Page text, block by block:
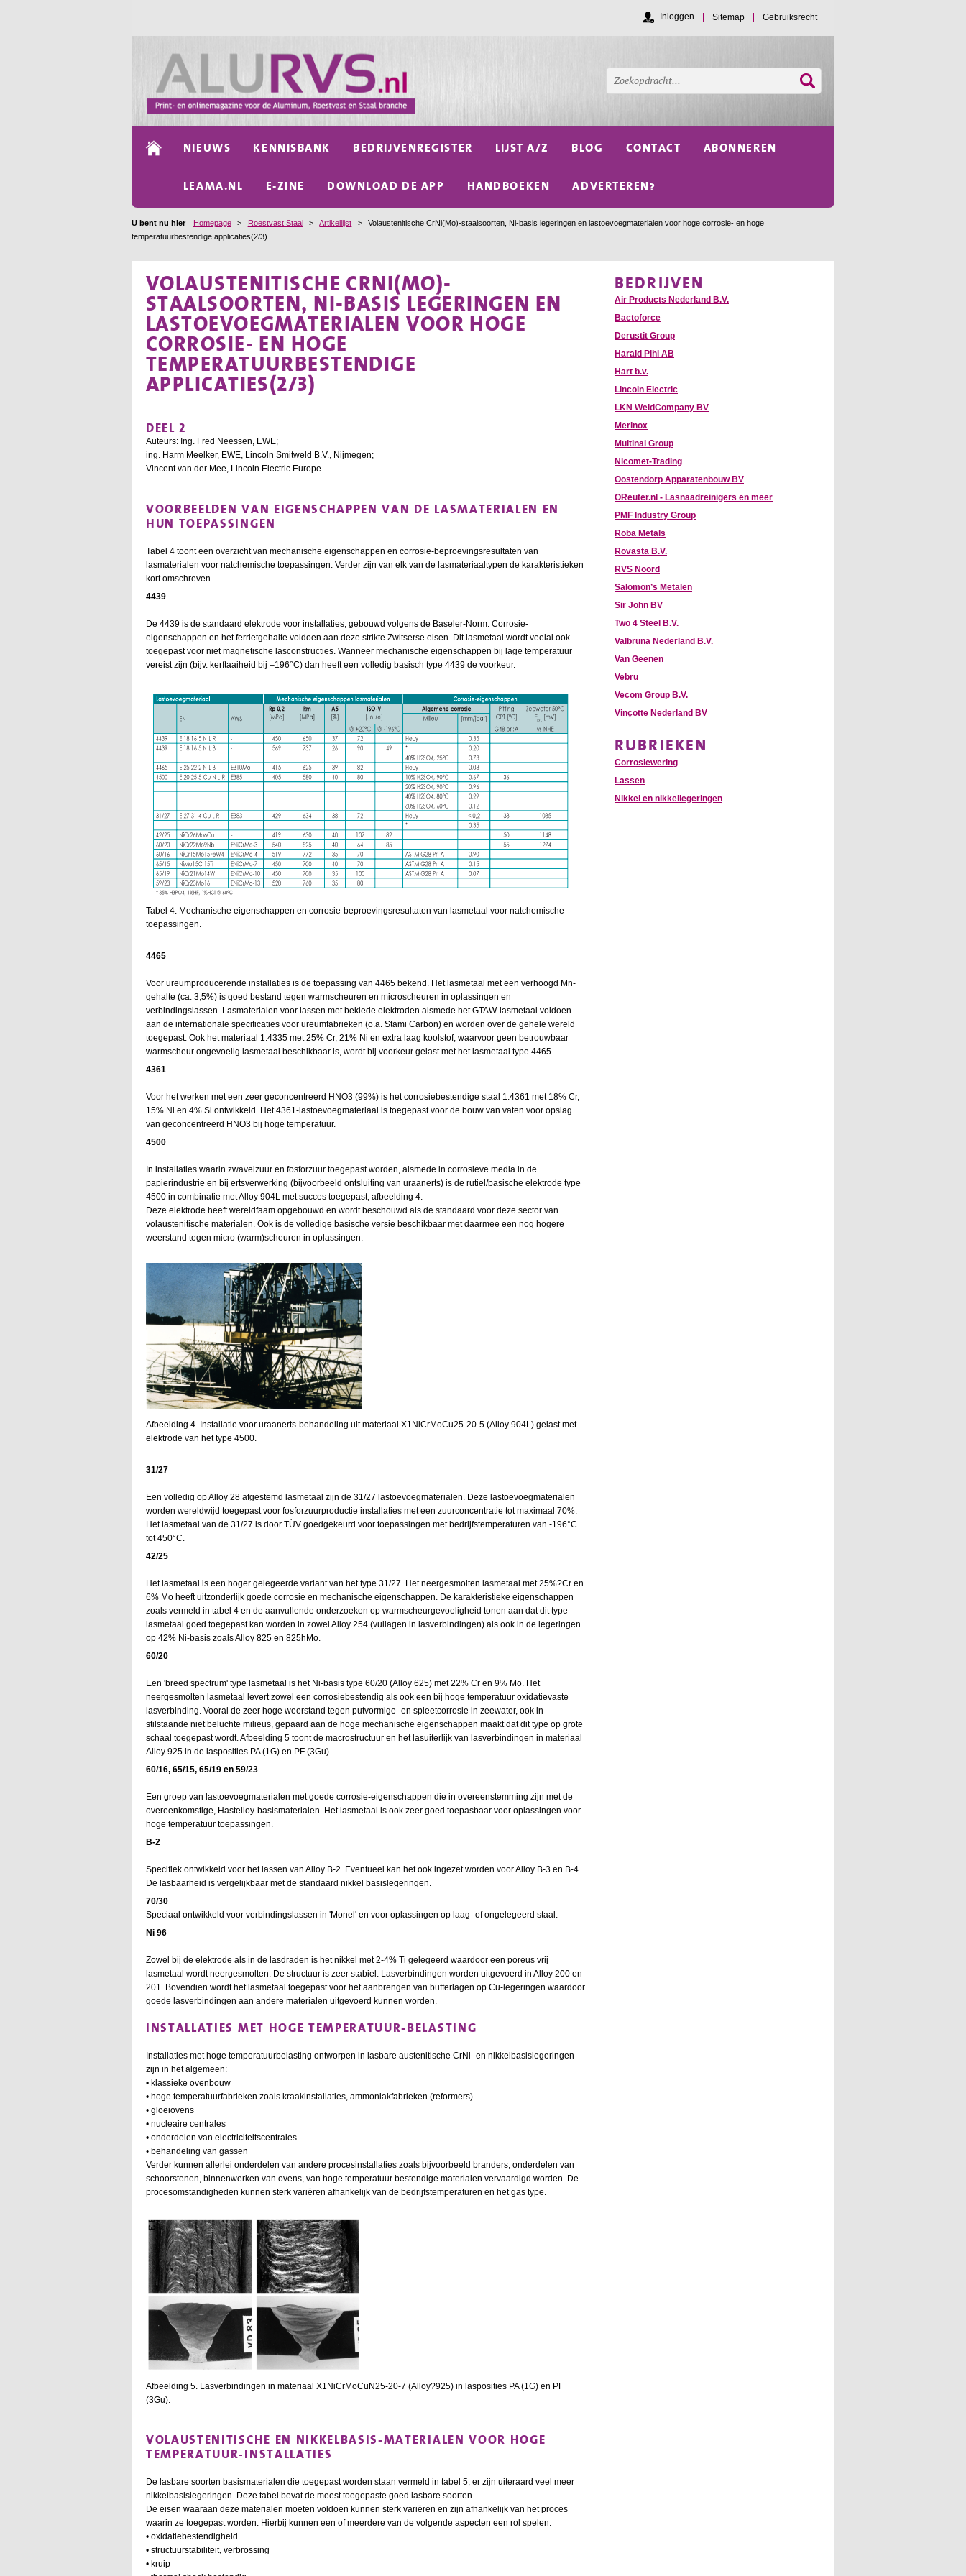
Sitemap Gebruiksrecht
Inloggen
NIEUWS KENNISBANK BEDRIJVENREGISTER LIJST A/Z BLOG CONTACT ABONNEREN
LEAMA.NL E-ZINE DOWNLOAD DE APP HANDBOEKEN ADVERTEREN?
U bent nu hier Homepage > Roestvast Staal > Artikellijst >
Volaustenitische CrNi(Mo)-staalsoorten, Ni-basis legeringen en lastoevoegmaterialen voor hoge corrosie- en hoge
temperatuurbestendige applicaties(2/3)
VOLAUSTENITISCHE CRNI(MO)-
STAALSOORTEN, NI-BASIS LEGERINGEN EN
LASTOEVOEGMATERIALEN VOOR HOGE
CORROSIE- EN HOGE
TEMPERATUURBESTENDIGE
APPLICATIES(2/3)
DEEL 2
Auteurs: Ing. Fred Neessen, EWE;
ing. Harm Meelker, EWE, Lincoln Smitweld B.V., Nijmegen;
Vincent van der Mee, Lincoln Electric Europe
VOORBEELDEN VAN EIGENSCHAPPEN VAN DE LASMATERIALEN EN
HUN TOEPASSINGEN
Tabel 4 toont een overzicht van mechanische eigenschappen en corrosie-beproevingsresultaten van
lasmaterialen voor natchemische toepassingen. Verder zijn van elk van de lasmateriaaltypen de karakteristieken
kort omschreven.
4439
De 4439 is de standaard elektrode voor installaties, gebouwd volgens de Baseler-Norm. Corrosie-
eigenschappen en het ferrietgehalte voldoen aan deze strikte Zwitserse eisen. Dit lasmetaal wordt veelal ook
toegepast voor niet magnetische lasconstructies. Wanneer mechanische eigenschappen bij lage temperatuur
vereist zijn (bijv. kerftaaiheid bij –196°C) dan heeft een volledig basisch type 4439 de voorkeur.
Tabel 4. Mechanische eigenschappen en corrosie-beproevingsresultaten van lasmetaal voor natchemische
toepassingen.
4465
Voor ureumproducerende installaties is de toepassing van 4465 bekend. Het lasmetaal met een verhoogd Mn-
gehalte (ca. 3,5%) is goed bestand tegen warmscheuren en microscheuren in oplassingen en
verbindingslassen. Lasmaterialen voor lassen met beklede elektroden alsmede het GTAW-lasmetaal voldoen
aan de internationale specificaties voor ureumfabrieken (o.a. Stami Carbon) en worden over de gehele wereld
toegepast. Ook het materiaal 1.4335 met 25% Cr, 21% Ni en extra laag koolstof, waarvoor geen betrouwbaar
warmscheur ongevoelig lasmetaal beschikbaar is, wordt bij voorkeur gelast met het lasmetaal type 4465.
4361
Voor het werken met een zeer geconcentreerd HNO3 (99%) is het corrosiebestendige staal 1.4361 met 18% Cr,
15% Ni en 4% Si ontwikkeld. Het 4361-lastoevoegmateriaal is toegepast voor de bouw van vaten voor opslag
van geconcentreerd HNO3 bij hoge temperatuur.
4500
In installaties waarin zwavelzuur en fosforzuur toegepast worden, alsmede in corrosieve media in de
papierindustrie en bij ertsverwerking (bijvoorbeeld ontsluiting van uraanerts) is de rutiel/basische elektrode type
4500 in combinatie met Alloy 904L met succes toegepast, afbeelding 4.
Deze elektrode heeft wereldfaam opgebouwd en wordt beschouwd als de standaard voor deze sector van
volaustenitische materialen. Ook is de volledige basische versie beschikbaar met daarmee een nog hogere
weerstand tegen micro (warm)scheuren in oplassingen.
Afbeelding 4. Installatie voor uraanerts-behandeling uit materiaal X1NiCrMoCu25-20-5 (Alloy 904L) gelast met
elektrode van het type 4500.
31/27
Een volledig op Alloy 28 afgestemd lasmetaal zijn de 31/27 lastoevoegmaterialen. Deze lastoevoegmaterialen
worden wereldwijd toegepast voor fosforzuurproductie installaties met een zuurconcentratie tot maximaal 70%.
Het lasmetaal van de 31/27 is door TÜV goedgekeurd voor toepassingen met bedrijfstemperaturen van -196°C
tot 450°C.
42/25
Het lasmetaal is een hoger gelegeerde variant van het type 31/27. Het neergesmolten lasmetaal met 25%?Cr en
6% Mo heeft uitzonderlijk goede corrosie en mechanische eigenschappen. De karakteristieke eigenschappen
zoals vermeld in tabel 4 en de aanvullende onderzoeken op warmscheurgevoeligheid tonen aan dat dit type
lasmetaal goed toegepast kan worden in zowel Alloy 254 (vullagen in lasverbindingen) als ook in de legeringen
op 42% Ni-basis zoals Alloy 825 en 825hMo.
60/20
Een 'breed spectrum' type lasmetaal is het Ni-basis type 60/20 (Alloy 625) met 22% Cr en 9% Mo. Het
neergesmolten lasmetaal levert zowel een corrosiebestendig als ook een bij hoge temperatuur oxidatievaste
lasverbinding. Vooral de zeer hoge weerstand tegen putvormige- en spleetcorrosie in zeewater, ook in
stilstaande niet beluchte milieus, gepaard aan de hoge mechanische eigenschappen maakt dat dit type op grote
schaal toegepast wordt. Afbeelding 5 toont de macrostructuur en het lasuiterlijk van lasverbindingen in materiaal
Alloy 925 in de lasposities PA (1G) en PF (3Gu­).
60/16, 65/15, 65/19 en 59/23
Een groep van lastoevoegmaterialen met goede corrosie-eigenschappen die in overeenstemming zijn met de
overeenkomstige, Hastelloy-basismaterialen. Het lasmetaal is ook zeer goed toepasbaar voor oplassingen voor
hoge temperatuur toepassingen.
B-2
Specifiek ontwikkeld voor het lassen van Alloy B-2. Eventueel kan het ook ingezet worden voor Alloy B-3 en B-4.
De lasbaarheid is vergelijkbaar met de standaard nikkel basislegeringen.
70/30
Speciaal ontwikkeld voor verbindingslassen in 'Monel' en voor oplassingen op laag- of ongelegeerd staal.
Ni 96
Zowel bij de elektrode als in de lasdraden is het nikkel met 2-4% Ti gelegeerd waardoor een poreus vrij
lasmetaal wordt neergesmolten. De structuur is zeer stabiel. Lasverbindingen worden uitgevoerd in Alloy 200 en
201. Bovendien wordt het lasmetaal toegepast voor het aanbrengen van bufferlagen op Cu-legeringen waardoor
goede lasverbindingen aan andere materialen uitgevoerd kunnen worden.
INSTALLATIES MET HOGE TEMPERATUUR-BELASTING
Installaties met hoge temperatuurbelasting ontworpen in lasbare austenitische CrNi- en nikkelbasislegeringen
zijn in het algemeen:
• klassieke ovenbouw
• hoge temperatuurfabrieken zoals kraakinstallaties, ammoniakfabrieken (reformers)
• gloeiovens
• nucleaire centrales
• onderdelen van electriciteitscentrales
• behandeling van gassen
Verder kunnen allerlei onderdelen van andere procesinstallaties zoals bijvoorbeeld branders, onderdelen van
schoorstenen, binnenwerken van ovens, van hoge temperatuur bestendige materialen vervaardigd worden. De
procesomstandigheden kunnen sterk variëren afhankelijk van de bedrijfstemperaturen en het gas type.
Afbeelding 5. Lasverbindingen in materiaal X1NiCrMoCuN25-20-7 (Alloy?925) in lasposities PA (1G) en PF
(3Gu).
VOLAUSTENITISCHE EN NIKKELBASIS-MATERIALEN VOOR HOGE
TEMPERATUUR-INSTALLATIES
De lasbare soorten basismaterialen die toegepast worden staan vermeld in tabel 5, er zijn uiteraard veel meer
nikkelbasislegeringen. Deze tabel bevat de meest toegepaste goed lasbare soorten.
De eisen waaraan deze materialen moeten voldoen kunnen sterk variëren en zijn afhankelijk van het proces
waarin ze toegepast worden. Hierbij kunnen een of meerdere van de volgende aspecten een rol spelen:
• oxidatiebestendigheid
• structuurstabiliteit, verbrossing
• kruip
BEDRIJVEN
Air Products Nederland B.V.
Bactoforce
Derustit Group
Harald Pihl AB
Hart b.v.
Lincoln Electric
LKN WeldCompany BV
Merinox
Multinal Group
Nicomet-Trading
Oostendorp Apparatenbouw BV
OReuter.nl - Lasnaadreinigers en meer
PMF Industry Group
Roba Metals
Rovasta B.V.
RVS Noord
Salomon’s Metalen
Sir John BV
Two 4 Steel B.V.
Valbruna Nederland B.V.
Van Geenen
Vebru
Vecom Group B.V.
Vinçotte Nederland BV
RUBRIEKEN
Corrosiewering
Lassen
Nikkel en nikkellegeringen